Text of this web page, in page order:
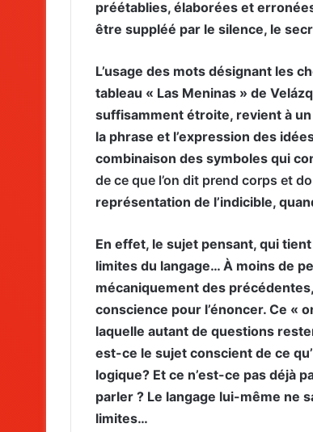
préétablies, élaborées et
être suppléé par le silence, le
L’usage des mots désignant les
tableau « Las Meninas » de
suffisamment étroite, revient à
la phrase et l’expression des
combinaison des symboles qui
de ce que l’on dit prend corps et
représentation de l’indicible,
En effet, le sujet pensant, qui
limites du langage… À moins de
mécaniquement des
conscience pour l’énoncer. Ce «
laquelle autant de questions
est-ce le sujet conscient de ce
logique? Et ce n’est-ce pas déjà
parler ? Le langage lui-même ne
limites…